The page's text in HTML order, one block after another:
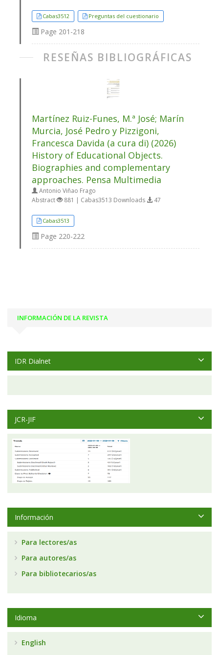
Cabas3512 Preguntas del cuestionario
Page 201-218
RESEÑAS BIBLIOGRÁFICAS
Martínez Ruiz-Funes, M.ª José; Marín
Murcia, José Pedro y Pizzigoni,
Francesca Davida (a cura di) (2026)
History of Educational Objects.
Biographies and complementary
approaches. Pensa Multimedia
Antonio Viñao Frago
Abstract
881 | Cabas3513 Downloads 47
Cabas3513
Page 220-222
INFORMACIÓN DE LA REVISTA
IDR Dialnet
JCR-JIF
Información
Para lectores/as
Para autores/as
Para bibliotecarios/as
Idioma
English